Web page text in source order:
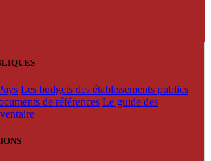
Les budgets des établissements publics
de références Le guide des